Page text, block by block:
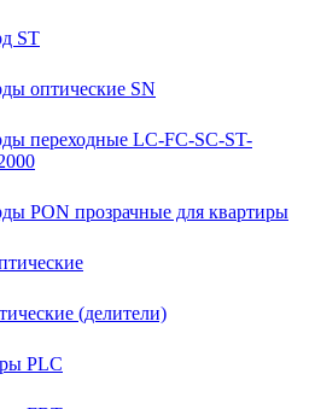
ST
оптические SN
переходные LC-FC-SC-ST-
PON прозрачные для квартиры
(делители)
PLC